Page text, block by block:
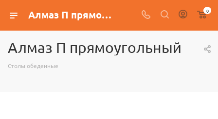
Алмаз П прямоугольный 0
Алмаз П прямоугольный
Столы обеденные